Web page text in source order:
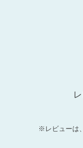
※レビューは